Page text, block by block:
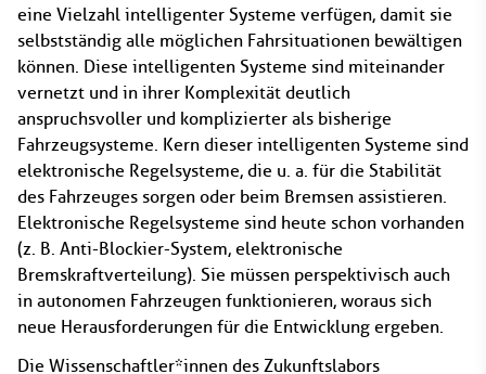
eine Vielzahl intelligenter Systeme verfügen, damit sie
selbstständig alle möglichen Fahrsituationen bewältigen
können. Diese intelligenten Systeme sind miteinander
vernetzt und in ihrer Komplexität deutlich
anspruchsvoller und komplizierter als bisherige
Fahrzeugsysteme. Kern dieser intelligenten Systeme sind
elektronische Regelsysteme, die u. a. für die Stabilität
des Fahrzeuges sorgen oder beim Bremsen assistieren.
Elektronische Regelsysteme sind heute schon vorhanden
(z. B. Anti-Blockier-System, elektronische
Bremskraftverteilung). Sie müssen perspektivisch auch
in autonomen Fahrzeugen funktionieren, woraus sich
neue Herausforderungen für die Entwicklung ergeben.
Die Wissenschaftler*innen des Zukunftslabors